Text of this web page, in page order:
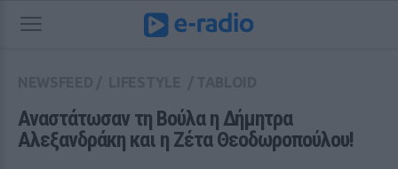
Αναστάτωσαν τη Βούλα η Δήμητρα
Αλεξανδράκη και η Ζέτα Θεοδωροπούλου!